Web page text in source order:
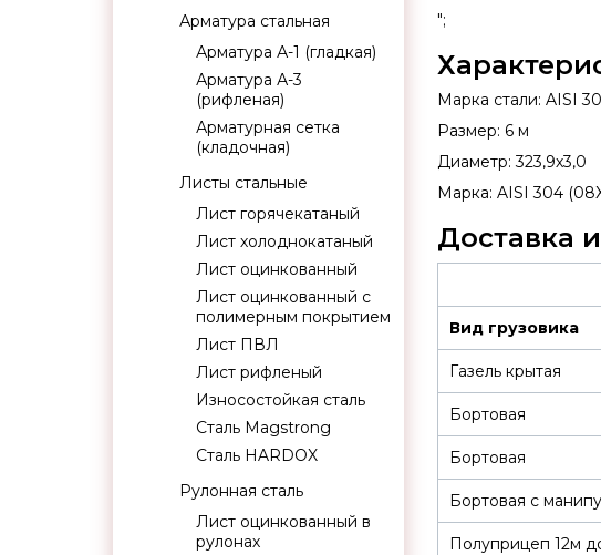
Арматура стальная
Арматура А-1 (гладкая)
Арматура А-3
(рифленая)
Арматурная сетка
(кладочная)
Листы стальные
Лист горячекатаный
Лист холоднокатаный
Лист оцинкованный
Лист оцинкованный с
полимерным покрытием
Лист ПВЛ
Лист рифленый
Износостойкая сталь
Сталь Magstrong
Сталь HARDOX
Рулонная сталь
Лист оцинкованный в
рулонах
";
Марка стали: AISI
Размер: 6 м
Диаметр: 323,9х3,0
Марка: AISI 304
Доставка
Вид грузовика
Газель крытая
Бортовая
Бортовая
Бортовая с
Полуприцеп 12м